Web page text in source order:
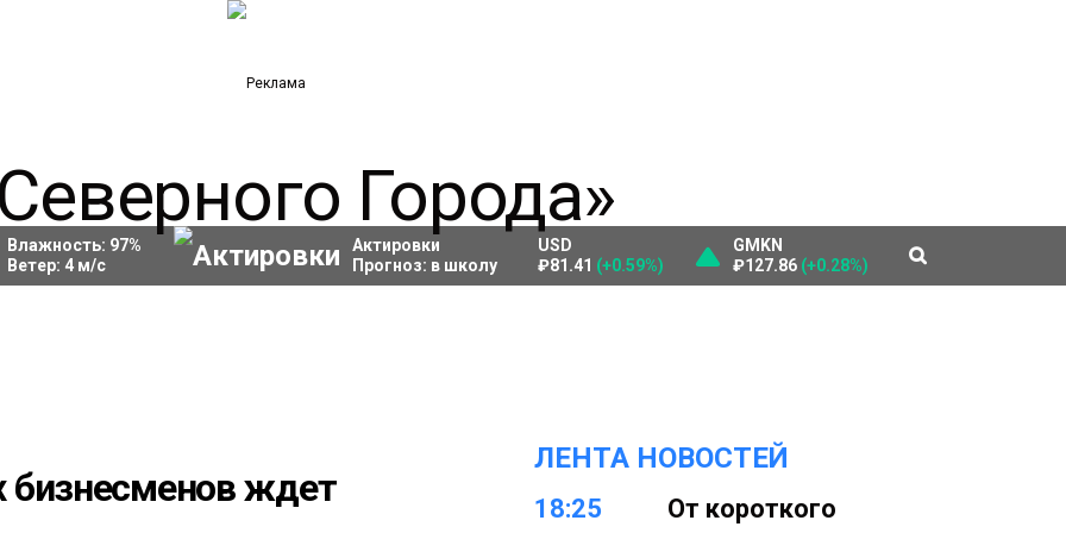
Влажность: 97%
Ветер: 4м/с
Актировки
Прогноз: в школу
USD
₽81.41 (+0.59%)
GMKN
₽127.86 (+0.28%)
бизнесменов ждет
ЛЕНТА НОВОСТЕЙ
18:25
От короткого